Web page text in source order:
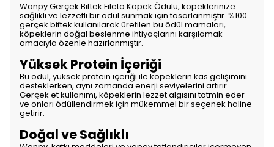
Wanpy Gerçek Biftek Fileto Köpek Ödülü, köpeklerinize
sağlıklı ve lezzetli bir ödül sunmak için tasarlanmıştır. %100
gerçek biftek kullanılarak üretilen bu ödül mamaları,
köpeklerin doğal beslenme ihtiyaçlarını karşılamak
amacıyla özenle hazırlanmıştır.
Yüksek Protein İçeriği
Bu ödül, yüksek protein içeriği ile köpeklerin kas gelişimini
desteklerken, aynı zamanda enerji seviyelerini artırır.
Gerçek et kullanımı, köpeklerin lezzet algısını tatmin eder
ve onları ödüllendirmek için mükemmel bir seçenek haline
getirir.
Doğal ve Sağlıklı